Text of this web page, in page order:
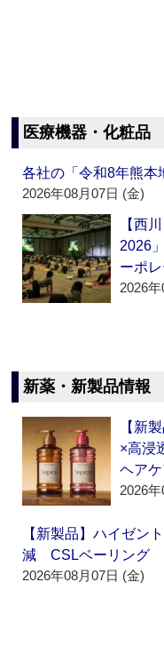
医療機器・化粧品
各社の「令和8年熊本
2026年08月07日 (金)
【西
2026
ーポ
2026
新薬・新製品情報
【新
×高浸
ヘア
2026
【新製品】ハイゼン
減 CSLベーリング
2026年08月07日 (金)